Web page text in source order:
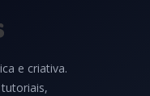
e criativa.